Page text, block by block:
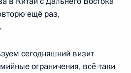
Орбаном
ещё раз,
сегодняшний визит
ограничения, всё-таки